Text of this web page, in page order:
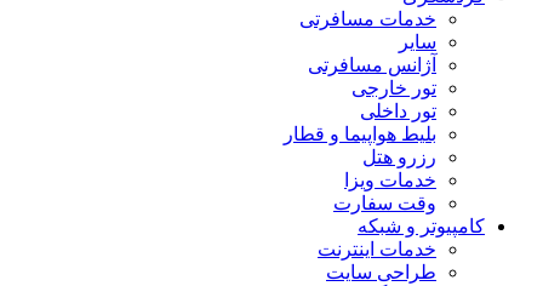
خدمات مسافرتی
سایر
آژانس مسافرتی
تور خارجی
تور داخلی
بلیط هواپیما و قطار
رزرو هتل
خدمات ویزا
وقت سفارت
کامپیوتر و شبکه
خدمات اینترنت
طراحی سایت